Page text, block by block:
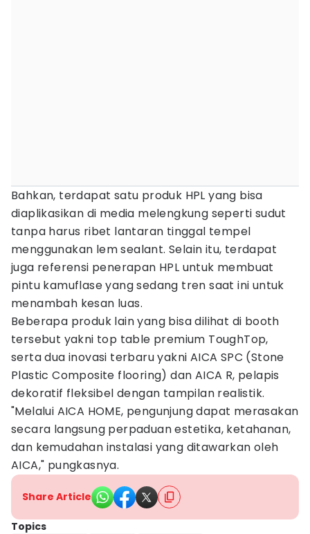
Bahkan, terdapat satu produk HPL yang bisa
diaplikasikan di media melengkung seperti sudut
tanpa harus ribet lantaran tinggal tempel
menggunakan lem sealant. Selain itu, terdapat
juga referensi penerapan HPL untuk membuat
pintu kamuflase yang sedang tren saat ini untuk
menambah kesan luas.
Beberapa produk lain yang bisa dilihat di booth
tersebut yakni top table premium ToughTop,
serta dua inovasi terbaru yakni AICA SPC (Stone
Plastic Composite flooring) dan AICA R, pelapis
dekoratif fleksibel dengan tampilan realistik.
"Melalui AICA HOME, pengunjung dapat merasakan
secara langsung perpaduan estetika, ketahanan,
dan kemudahan instalasi yang ditawarkan oleh
AICA," pungkasnya.
Share Article
Topics